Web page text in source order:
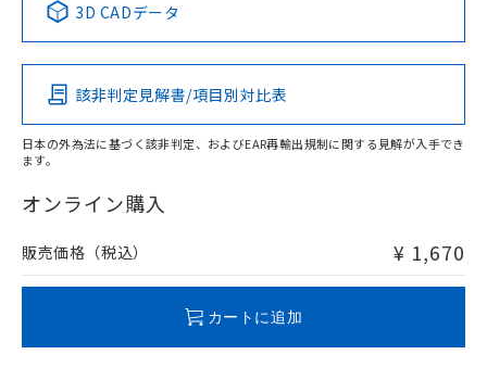
Pb Hg Cd Cr(VI)
O
在庫等で未対応品が混在する可能性があります。
問い合わせください。
3D CADデータ
該非判定見解書/項目別対比表
日本の外為法に基づく該非判定、およびEAR再輸出規制に関する見解が入手でき
ます。
オンライン購入
販売価格（税込） ¥ 1,670
カートに追加